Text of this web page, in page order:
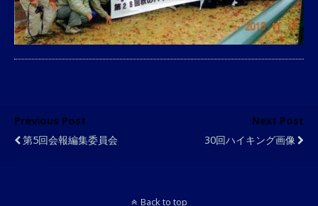
Previous Post
第5回会報編集委員会
Next Post
30回ハイキング画像
Back to top